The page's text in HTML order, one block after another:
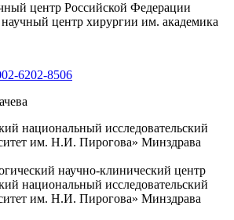
центр Российской Федерации
центр хирургии им. академика
6202-8506
национальный исследовательский
им. Н.И. Пирогова» Минздрава
научно-клинический центр
национальный исследовательский
им. Н.И. Пирогова» Минздрава